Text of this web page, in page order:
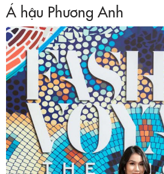
Á hậu Phương Anh